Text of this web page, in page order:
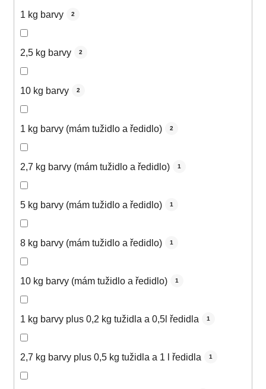
1 kg barvy 2
2,5 kg barvy 2
10 kg barvy 2
1 kg barvy (mám tužidlo a ředidlo) 2
2,7 kg barvy (mám tužidlo a ředidlo) 1
5 kg barvy (mám tužidlo a ředidlo) 1
8 kg barvy (mám tužidlo a ředidlo) 1
10 kg barvy (mám tužidlo a ředidlo) 1
1 kg barvy plus 0,2 kg tužidla a 0,5l ředidla 1
2,7 kg barvy plus 0,5 kg tužidla a 1 l ředidla 1